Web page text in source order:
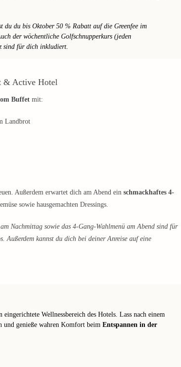
du du bis Oktober 50 % Rabatt auf die Greenfee im
der wöchentliche Golfschnupperkurs (jeden
sind für dich inkludiert.
& Active Hotel
Buffet mit:
Landbrot
Außerdem erwartet dich am Abend ein schmackhaftes 4-
sowie hausgemachten Dressings.
Nachmittag sowie das 4-Gang-Wahlmenü am Abend sind für
Außerdem kannst du dich bei deiner Anreise auf eine
Wellnessbereich des Hotels. Lass nach einem
und genieße wahren Komfort beim Entspannen in der